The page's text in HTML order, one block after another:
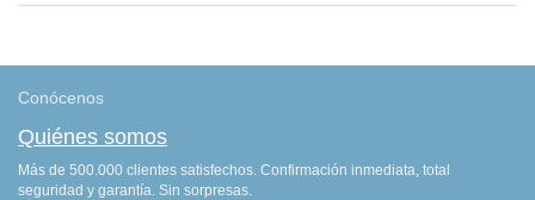
Conócenos
Quiénes somos
Más de 500.000 clientes satisfechos. Confirmación inmediata, total
seguridad y garantía. Sin sorpresas.